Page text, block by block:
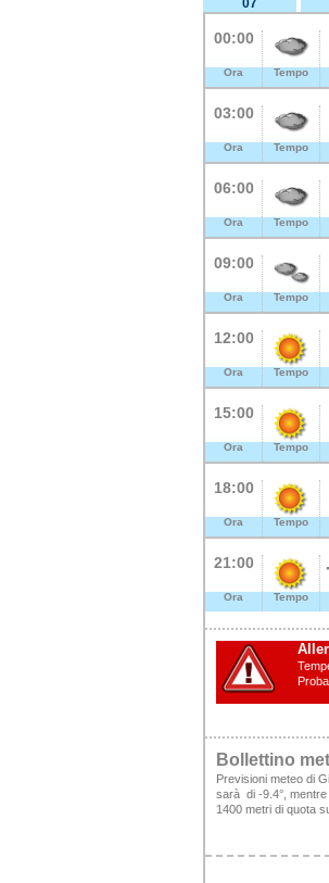
07
00:00
Ora Tempo
03:00
Ora Tempo
06:00
Ora Tempo
09:00
Ora Tempo
12:00
Ora Tempo
15:00
Ora Tempo
18:00
Ora Tempo
21:00
Ora Tempo
Bollettino
Previsioni meteo di
sarà di -9.4°,
1400 metri di quota